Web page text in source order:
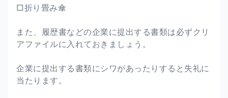
□折り畳み傘
また、履歴書などの企業に提出する書類は必ずクリ
アファイルに入れておきましょう。
企業に提出する書類にシワがあったりすると失礼に
当たります。